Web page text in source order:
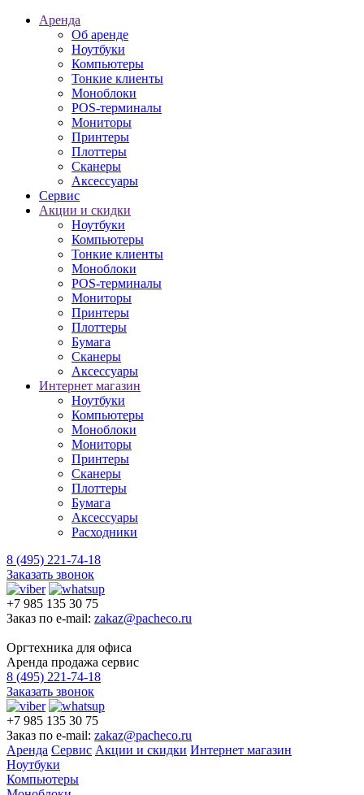
Аренда
Об аренде
Ноутбуки
Компьютеры
Тонкие клиенты
Моноблоки
POS-терминалы
Мониторы
Принтеры
Плоттеры
Сканеры
Аксессуары
Сервис
Акции и скидки
Ноутбуки
Компьютеры
Тонкие клиенты
Моноблоки
POS-терминалы
Мониторы
Принтеры
Плоттеры
Бумага
Сканеры
Аксессуары
Интернет магазин
Ноутбуки
Компьютеры
Моноблоки
Мониторы
Принтеры
Сканеры
Плоттеры
Бумага
Аксессуары
Расходники
8 (495) 221-74-18
Заказать звонок
+7 985 135 30 75
Заказ по e-mail: zakaz@pacheco.ru
Оргтехника для офиса
Аренда продажа сервис
8 (495) 221-74-18
Заказать звонок
+7 985 135 30 75
Заказ по e-mail: zakaz@pacheco.ru
Аренда Сервис Акции и скидки Интернет магазин
Ноутбуки
Компьютеры